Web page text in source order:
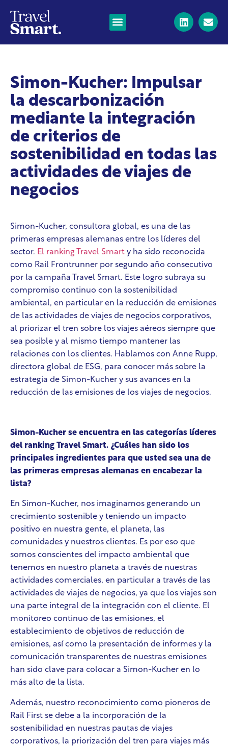
Simon-Kucher: Impulsar
la descarbonización
mediante la integración
de criterios de
sostenibilidad en todas las
actividades de viajes de
negocios
Simon-Kucher, consultora global, es una de las
primeras empresas alemanas entre los líderes del
sector. El ranking Travel Smart y ha sido reconocida
como Rail Frontrunner por segundo año consecutivo
por la campaña Travel Smart. Este logro subraya su
compromiso continuo con la sostenibilidad
ambiental, en particular en la reducción de emisiones
de las actividades de viajes de negocios corporativos,
al priorizar el tren sobre los viajes aéreos siempre que
sea posible y al mismo tiempo mantener las
relaciones con los clientes. Hablamos con Anne Rupp,
directora global de ESG, para conocer más sobre la
estrategia de Simon-Kucher y sus avances en la
reducción de las emisiones de los viajes de negocios.
Simon-Kucher se encuentra en las categorías líderes
del ranking Travel Smart. ¿Cuáles han sido los
principales ingredientes para que usted sea una de
las primeras empresas alemanas en encabezar la
lista?
En Simon-Kucher, nos imaginamos generando un
crecimiento sostenible y teniendo un impacto
positivo en nuestra gente, el planeta, las
comunidades y nuestros clientes. Es por eso que
somos conscientes del impacto ambiental que
tenemos en nuestro planeta a través de nuestras
actividades comerciales, en particular a través de las
actividades de viajes de negocios, ya que los viajes son
una parte integral de la integración con el cliente. El
monitoreo continuo de las emisiones, el
establecimiento de objetivos de reducción de
emisiones, así como la presentación de informes y la
comunicación transparentes de nuestras emisiones
han sido clave para colocar a Simon-Kucher en lo
más alto de la lista.
Además, nuestro reconocimiento como pioneros de
Rail First se debe a la incorporación de la
sostenibilidad en nuestras pautas de viajes
corporativos, la priorización del tren para viajes más